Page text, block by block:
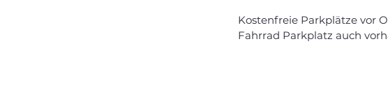
Kostenfreie Parkplätze vor
Fahrrad Parkplatz auch